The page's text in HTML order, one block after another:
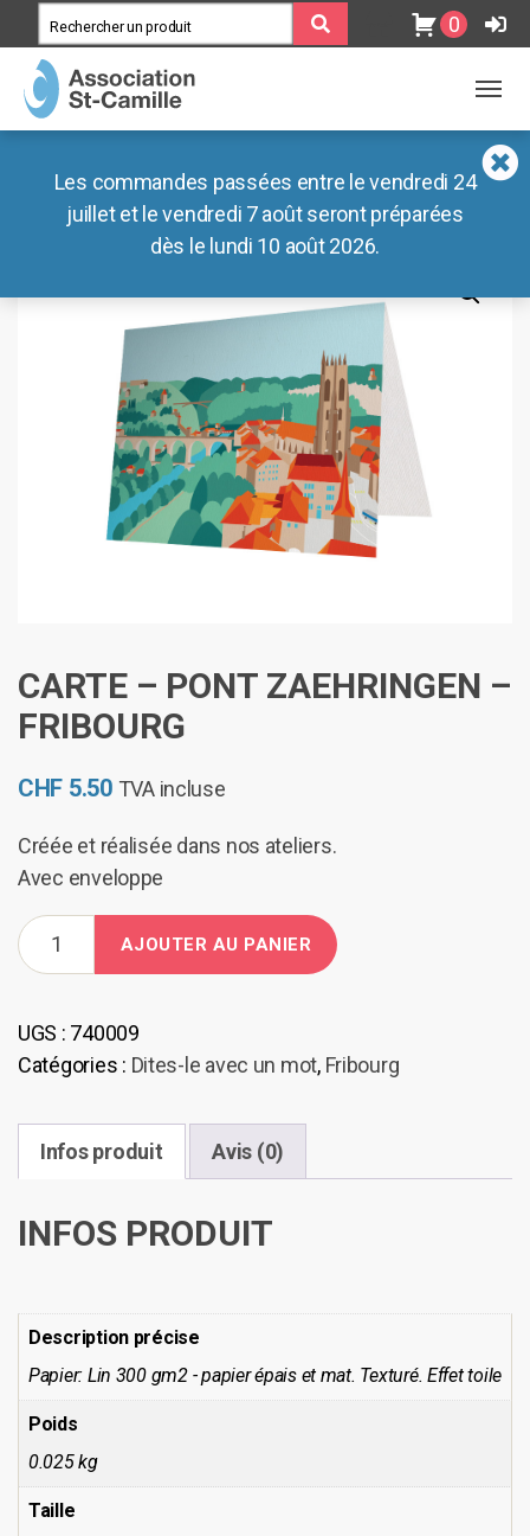
Les commandes passées entre le vendredi 24
juillet et le vendredi 7 août seront préparées
dès le lundi 10 août 2026.
0
MENU
Ateliers
Café des Préalpes
Radar Pédagogique
MENU
Documents
Nos liens externes
Accueil /Boutique/ Dites-le avec un
/Fribourg/ Carte – Pont Zaehringen – Fribourg
CARTE – PONT ZAEHRINGEN –
FRIBOURG
CHF 5.50 TVA incluse
Créée et réalisée dans nos ateliers.
Avec enveloppe
quantité
de
Pont
Zaehringen
AJOUTER AU PANIER
UGS : 740009
Catégories : Dites-le avec un mot, Fribourg
Infos produit Avis (0)
INFOS PRODUIT
Description précise
Papier: Lin 300 gm2 - papier épais et mat. Texturé. Effet toile
Poids
0.025 kg
Taille